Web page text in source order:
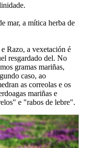
mar, a mítica herba de
Razo, a vexetación é
resgardado del. No
gramas mariñas,
caso, ao
as correolas e os
mariñas e
e "rabos de lebre".